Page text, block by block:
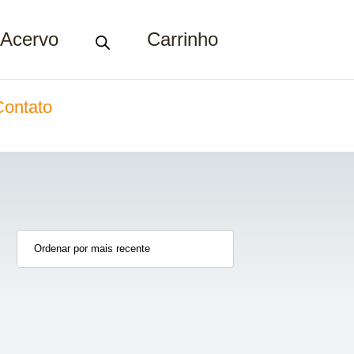
Acervo Carrinho